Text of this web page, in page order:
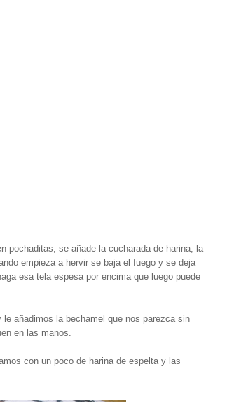
pochaditas, se añade la cucharada de harina, la
empieza a hervir se baja el fuego y se deja
esa tela espesa por encima que luego puede
añadimos la bechamel que nos parezca sin
en las manos.
con un poco de harina de espelta y las